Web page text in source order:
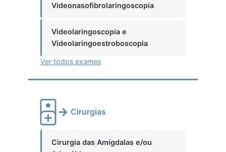
Videonasofibrolaringoscopia
Videolaringoscopia e
Videolaringoestroboscopia
Ver todos exames
Cirurgias
Cirurgia das Amígdalas e/ou